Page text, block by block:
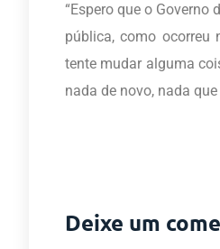
“Espero que o
pública, como ocorreu
tente mudar alguma
nada de novo, nada
Deixe um